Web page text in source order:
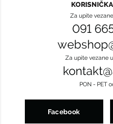
Za upite
091
Za upite vezane
PON - PET
Facebook